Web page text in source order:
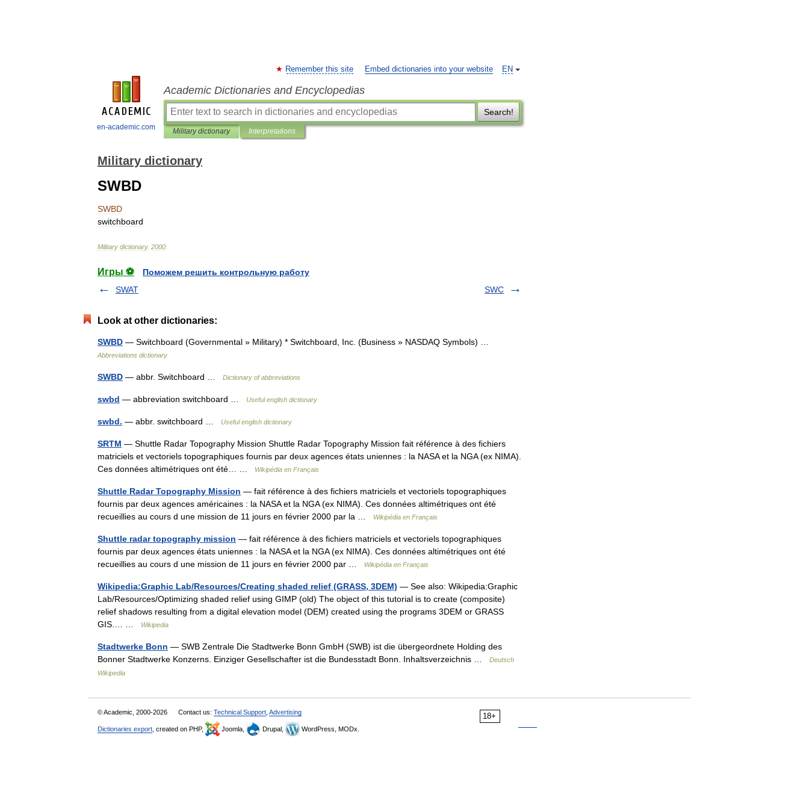
en-academic.com
EN
Remember this site Embed dictionaries into your website
Academic Dictionaries and Encyclopedias
Search!
Military dictionary Interpretations
Military dictionary
SWBD
SWBD
switchboard
Military dictionary. 2000
Игры ⚽
Поможем решить контрольную работу
SWAT
SWC
Look at other dictionaries:
SWBD — Switchboard (Governmental » Military) * Switchboard, Inc. (Business » NASDAQ Symbols) …
Abbreviations dictionary
SWBD — abbr. Switchboard … Dictionary of abbreviations
swbd — abbreviation switchboard … Useful english dictionary
swbd. — abbr. switchboard … Useful english dictionary
SRTM — Shuttle Radar Topography Mission Shuttle Radar Topography Mission fait référence à des fichiers
matriciels et vectoriels topographiques fournis par deux agences états uniennes : la NASA et la NGA (ex NIMA).
Ces données altimétriques ont été… …
Wikipédia en Français
Shuttle Radar Topography Mission — fait référence à des fichiers matriciels et vectoriels topographiques
fournis par deux agences américaines : la NASA et la NGA (ex NIMA). Ces données altimétriques ont été
recueillies au cours d une mission de 11 jours en février 2000 par la …
Wikipédia en Français
Shuttle radar topography mission — fait référence à des fichiers matriciels et vectoriels topographiques
fournis par deux agences états uniennes : la NASA et la NGA (ex NIMA). Ces données altimétriques ont été
recueillies au cours d une mission de 11 jours en février 2000 par …
Wikipédia en Français
Wikipedia:Graphic Lab/Resources/Creating shaded relief (GRASS, 3DEM) — See also: Wikipedia:Graphic
Lab/Resources/Optimizing shaded relief using GIMP (old) The object of this tutorial is to create (composite)
relief shadows resulting from a digital elevation model (DEM) created using the programs 3DEM or GRASS
GIS.… …
Wikipedia
Stadtwerke Bonn — SWB Zentrale Die Stadtwerke Bonn GmbH (SWB) ist die übergeordnete Holding des
Bonner Stadtwerke Konzerns. Einziger Gesellschafter ist die Bundesstadt Bonn. Inhaltsverzeichnis …
Deutsch
Wikipedia
18+
© Academic, 2000-2026 Contact us: Technical Support Advertising
Dictionaries export , created on PHP, Joomla, Drupal, WordPress, MODx.